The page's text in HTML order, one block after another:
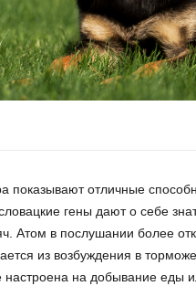
отличные
гены дают о себе
Атом в послушании более
из возбуждения в
настроена на добывание еды